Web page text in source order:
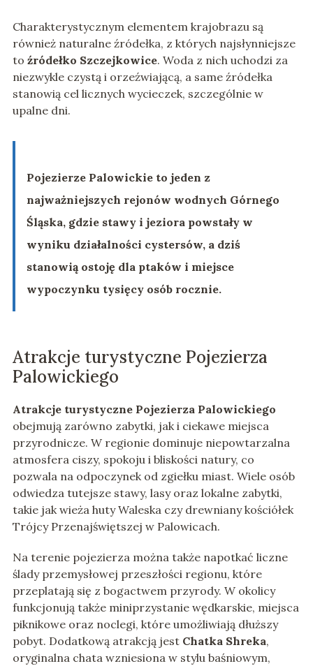
Charakterystycznym elementem krajobrazu są
również naturalne źródełka, z których najsłynniejsze
to źródełko Szczejkowice. Woda z nich uchodzi za
niezwykle czystą i orzeźwiającą, a same źródełka
stanowią cel licznych wycieczek, szczególnie w
upalne dni.
Pojezierze Palowickie to jeden z
najważniejszych rejonów wodnych Górnego
Śląska, gdzie stawy i jeziora powstały w
wyniku działalności cystersów, a dziś
stanowią ostoję dla ptaków i miejsce
wypoczynku tysięcy osób rocznie.
Atrakcje turystyczne Pojezierza
Palowickiego
Atrakcje turystyczne Pojezierza Palowickiego
obejmują zarówno zabytki, jak i ciekawe miejsca
przyrodnicze. W regionie dominuje niepowtarzalna
atmosfera ciszy, spokoju i bliskości natury, co
pozwala na odpoczynek od zgiełku miast. Wiele osób
odwiedza tutejsze stawy, lasy oraz lokalne zabytki,
takie jak wieża huty Waleska czy drewniany kościółek
Trójcy Przenajświętszej w Palowicach.
Na terenie pojezierza można także napotkać liczne
ślady przemysłowej przeszłości regionu, które
przeplatają się z bogactwem przyrody. W okolicy
funkcjonują także miniprzystanie wędkarskie, miejsca
piknikowe oraz noclegi, które umożliwiają dłuższy
pobyt. Dodatkową atrakcją jest Chatka Shreka,
oryginalna chata wzniesiona w stylu baśniowym,